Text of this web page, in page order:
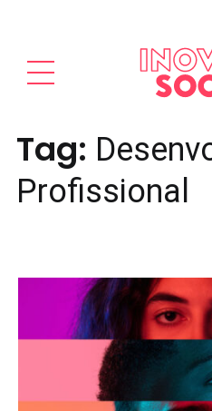
Tag:
Profissional